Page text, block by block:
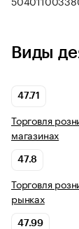
Виды
47.71
Торговля
магазинах
47.8
Торговля
рынках
47.99